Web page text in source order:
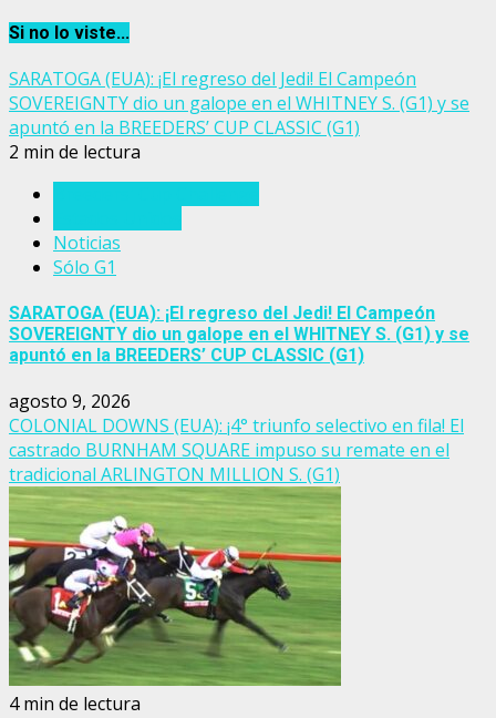
Si no lo viste...
SARATOGA (EUA): ¡El regreso del Jedi! El Campeón
SOVEREIGNTY dio un galope en el WHITNEY S. (G1) y se
apuntó en la BREEDERS’ CUP CLASSIC (G1)
2 min de lectura
Noticias
Sólo G1
SARATOGA (EUA): ¡El regreso del Jedi! El Campeón
SOVEREIGNTY dio un galope en el WHITNEY S. (G1) y se
apuntó en la BREEDERS’ CUP CLASSIC (G1)
agosto 9, 2026
COLONIAL DOWNS (EUA): ¡4° triunfo selectivo en fila! El
castrado BURNHAM SQUARE impuso su remate en el
tradicional ARLINGTON MILLION S. (G1)
4 min de lectura